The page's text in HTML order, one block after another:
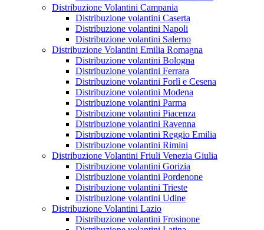
Distribuzione Volantini Campania
Distribuzione volantini Caserta
Distribuzione volantini Napoli
Distribuzione volantini Salerno
Distribuzione Volantini Emilia Romagna
Distribuzione volantini Bologna
Distribuzione volantini Ferrara
Distribuzione volantini Forlì e Cesena
Distribuzione volantini Modena
Distribuzione volantini Parma
Distribuzione volantini Piacenza
Distribuzione volantini Ravenna
Distribuzione volantini Reggio Emilia
Distribuzione volantini Rimini
Distribuzione Volantini Friuli Venezia Giulia
Distribuzione volantini Gorizia
Distribuzione volantini Pordenone
Distribuzione volantini Trieste
Distribuzione volantini Udine
Distribuzione Volantini Lazio
Distribuzione volantini Frosinone